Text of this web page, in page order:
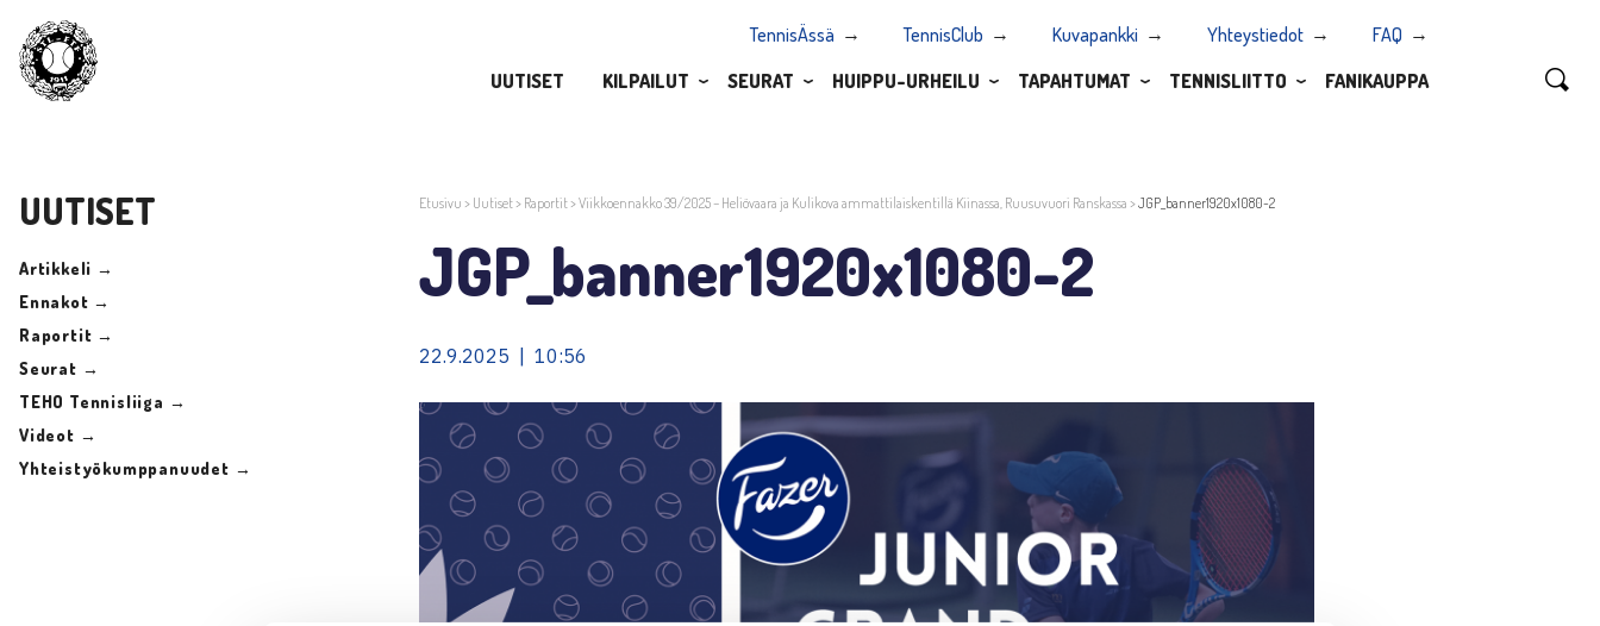
TennisÄssä TennisClub Kuvapankki Yhteystiedot
FAQ
UUTISET
KILPAILUT SEURAT HUIPPU-URHEILU TAPAHTUMAT TENNISLIITTO FANIKAUPPA
UUTISET
Artikkeli →
Ennakot →
Raportit →
Seurat →
TEHO Tennisliiga →
Videot →
Yhteistyökumppanuudet →
Etusivu > Uutiset> Raportit>Viikkoennakko 39/2025 – Heliövaara ja Kulikova ammattilaiskentillä Kiinassa, Ruusuvuori Ranskassa >JGP_banner1920x1080-2
JGP_banner1920x1080-2
22.9.2025 | 10:56